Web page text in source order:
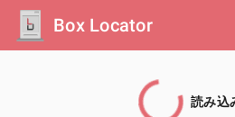
Box Locator
読み込